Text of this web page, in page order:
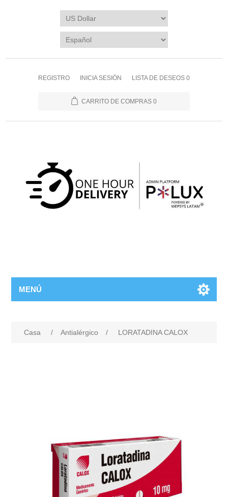
REGISTRO INICIA SESIÓN LISTA DE DESEOS 0
CARRITO DE COMPRAS 0
MENÚ
Casa / Antialérgico / LORATADINA CALOX